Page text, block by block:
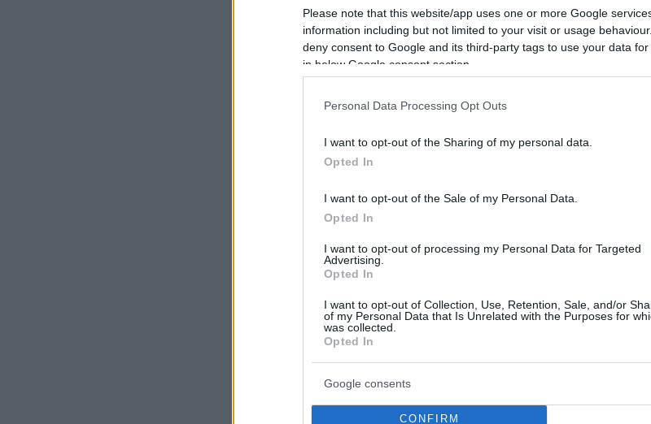
Please note that this website/app uses one or more Google
information including but not limited to your visit or usage
deny consent to Google and its third-party tags to use your data
in below Google consent section.
Personal Data Processing Opt Outs
I want to opt-out of the Sharing of my personal data.
Opted In
I want to opt-out of the Sale of my Personal Data.
Opted In
I want to opt-out of processing my Personal Data for Targeted
Advertising.
Opted In
I want to opt-out of Collection, Use, Retention, Sale, and/or
of my Personal Data that Is Unrelated with the Purposes for
was collected.
Opted In
Google consents
CONFIRM